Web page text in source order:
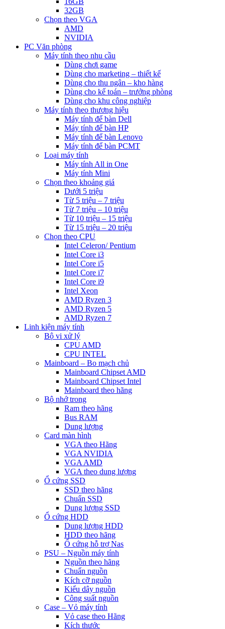
32GB
Chọn theo VGA
AMD
NVIDIA
PC Văn phòng
Máy tính theo nhu cầu
Dùng chơi game
Dùng cho marketing – thiết kế
Dùng cho thu ngân – kho hàng
Dùng cho kế toán – trưởng phòng
Dùng cho khu công nghiệp
Máy tính theo thương hiệu
Máy tính để bàn Dell
Máy tính để bàn HP
Máy tính để bàn Lenovo
Máy tính để bàn PCMT
Loại máy tính
Máy tính All in One
Máy tính Mini
Chọn theo khoảng giá
Dưới 5 triệu
Từ 5 triệu – 7 triệu
Từ 7 triệu – 10 triệu
Từ 10 triệu – 15 triệu
Từ 15 triệu – 20 triệu
Chọn theo CPU
Intel Celeron/ Pentium
Intel Core i3
Intel Core i5
Intel Core i7
Intel Core i9
Intel Xeon
AMD Ryzen 3
AMD Ryzen 5
AMD Ryzen 7
Linh kiện máy tính
Bộ vi xử lý
CPU AMD
CPU INTEL
Mainboard – Bo mạch chủ
Mainboard Chipset AMD
Mainboard Chipset Intel
Mainboard theo hãng
Bộ nhớ trong
Ram theo hãng
Bus RAM
Dung lượng
Card màn hình
VGA theo Hãng
VGA NVIDIA
VGA AMD
VGA theo dung lượng
Ổ cứng SSD
SSD theo hãng
Chuẩn SSD
Dung lượng SSD
Ổ cứng HDD
Dung lượng HDD
HDD theo hãng
Ổ cứng hỗ trợ Nas
PSU – Nguồn máy tính
Nguồn theo hãng
Chuẩn nguồn
Kích cỡ nguồn
Kiểu dây nguồn
Công suất nguồn
Case – Vỏ máy tính
Vỏ case theo Hãng
Kích thước